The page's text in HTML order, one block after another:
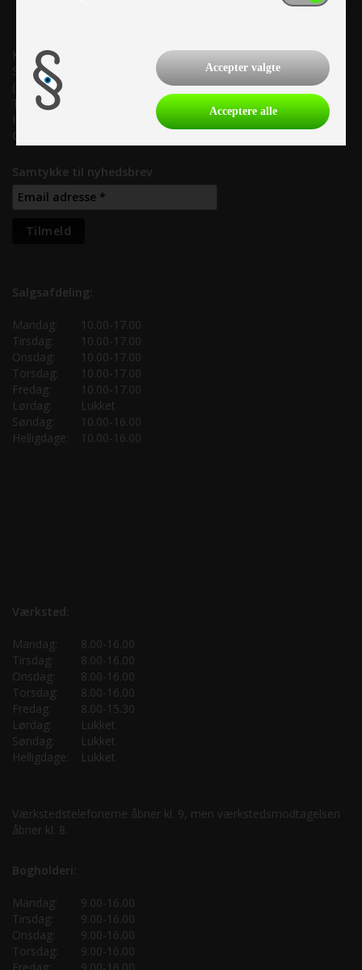
Kronjyllands Camping Center A/S
Suderholmen 10, 8960 Randers SØ
(Lige ud til Grenåvej)
Tlf. +45 87 10 98 70
Info@as-kcc.dk
CVR: 33 38 77 33
Samtykke til nyhedsbrev
Salgsafdeling:
Mandag:
10.00-17.00
Tirsdag:
10.00-17.00
Onsdag:
10.00-17.00
Torsdag:
10.00-17.00
Fredag:
10.00-17.00
Lørdag:
Lukket
Søndag:
10.00-16.00
Helligdage:
10.00-16.00
Værksted:
Mandag:
8.00-16.00
Tirsdag:
8.00-16.00
Onsdag:
8.00-16.00
Torsdag:
8.00-16.00
Fredag:
8.00-15.30
Lørdag:
Lukket
Søndag:
Lukket
Helligdage:
Lukket
Værkstedstelefonerne åbner kl. 9, men værkstedsmodtagelsen
åbner kl. 8.
Bogholderi:
Mandag:
9.00-16.00
Tirsdag:
9.00-16.00
Onsdag:
9.00-16.00
Torsdag:
9.00-16.00
Fredag:
9.00-16.00
Accepter valgte
Acceptere alle